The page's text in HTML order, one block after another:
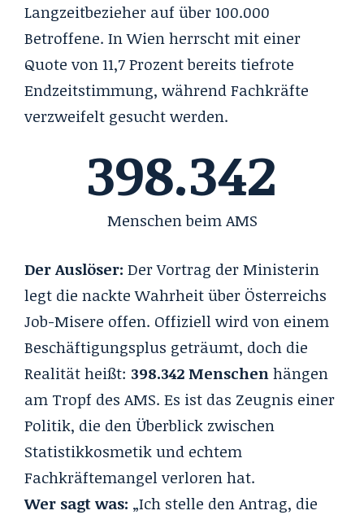
Langzeitbezieher auf über 100.000
Betroffene. In Wien herrscht mit einer
Quote von 11,7 Prozent bereits tiefrote
Endzeitstimmung, während Fachkräfte
verzweifelt gesucht werden.
Menschen beim AMS​
398.342
Der Auslöser: Der Vortrag der Ministerin
legt die nackte Wahrheit über Österreichs
Job-Misere offen. Offiziell wird von einem
Beschäftigungsplus geträumt, doch die
Realität heißt: 398.342 Menschenhängen
am Tropf des AMS. Es ist das Zeugnis einer
Politik, die den Überblick zwischen
Statistikkosmetik und echtem
Fachkräftemangel verloren hat.
Wer sagt was: „Ich stelle den Antrag, die